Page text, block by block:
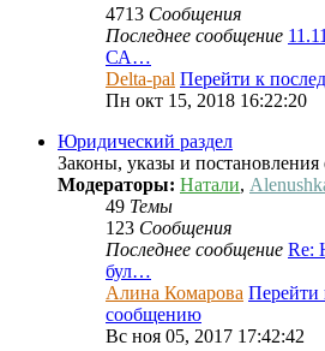
4713 Сообщения
Последнее сообщение
СА…
Delta-pal Перейти к
Пн окт 15, 2018 16:22:20
Юридический раздел
Законы, указы и постановления
Модераторы: Натали,
49 Темы
123 Сообщения
Последнее сообщение Re:
бул…
Алина Комарова Перейти
сообщению
Вс ноя 05, 2017 17:42:42